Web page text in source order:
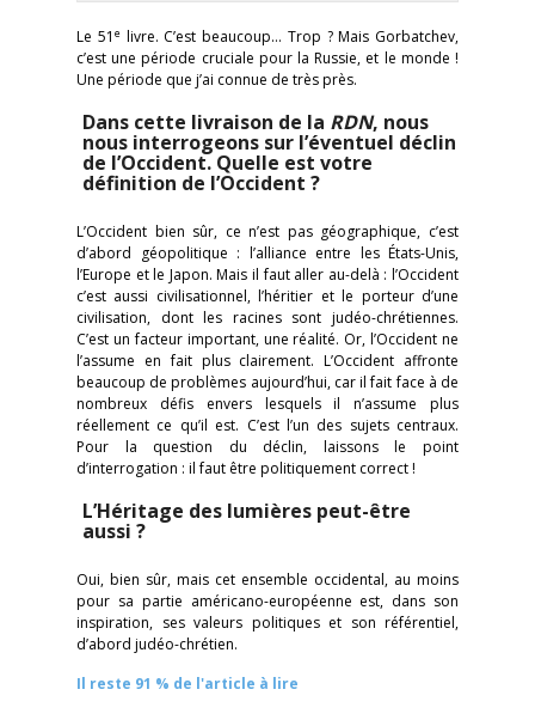
Le 51 elivre. C’est beaucoup… Trop ? Mais Gorbatchev,
c’est une période cruciale pour la Russie, et le monde !
Une période que j’ai connue de très près.
Dans cette livraison de la RDN, nous
nous interrogeons sur l’éventuel déclin
de l’Occident. Quelle est votre
définition de l’Occident ?
L’Occident bien sûr, ce n’est pas géographique, c’est
d’abord géopolitique : l’alliance entre les États-Unis,
l’Europe et le Japon. Mais il faut aller au-delà : l’Occident
c’est aussi civilisationnel, l’héritier et le porteur d’une
civilisation, dont les racines sont judéo-chrétiennes.
C’est un facteur important, une réalité. Or, l’Occident ne
l’assume en fait plus clairement. L’Occident affronte
beaucoup de problèmes aujourd’hui, car il fait face à de
nombreux défis envers lesquels il n’assume plus
réellement ce qu’il est. C’est l’un des sujets centraux.
Pour la question du déclin, laissons le point
d’interrogation : il faut être politiquement correct !
L’Héritage des lumières peut-être
aussi ?
Oui, bien sûr, mais cet ensemble occidental, au moins
pour sa partie américano-européenne est, dans son
inspiration, ses valeurs politiques et son référentiel,
d’abord judéo-chrétien.
Il reste 91 % de l'article à lire